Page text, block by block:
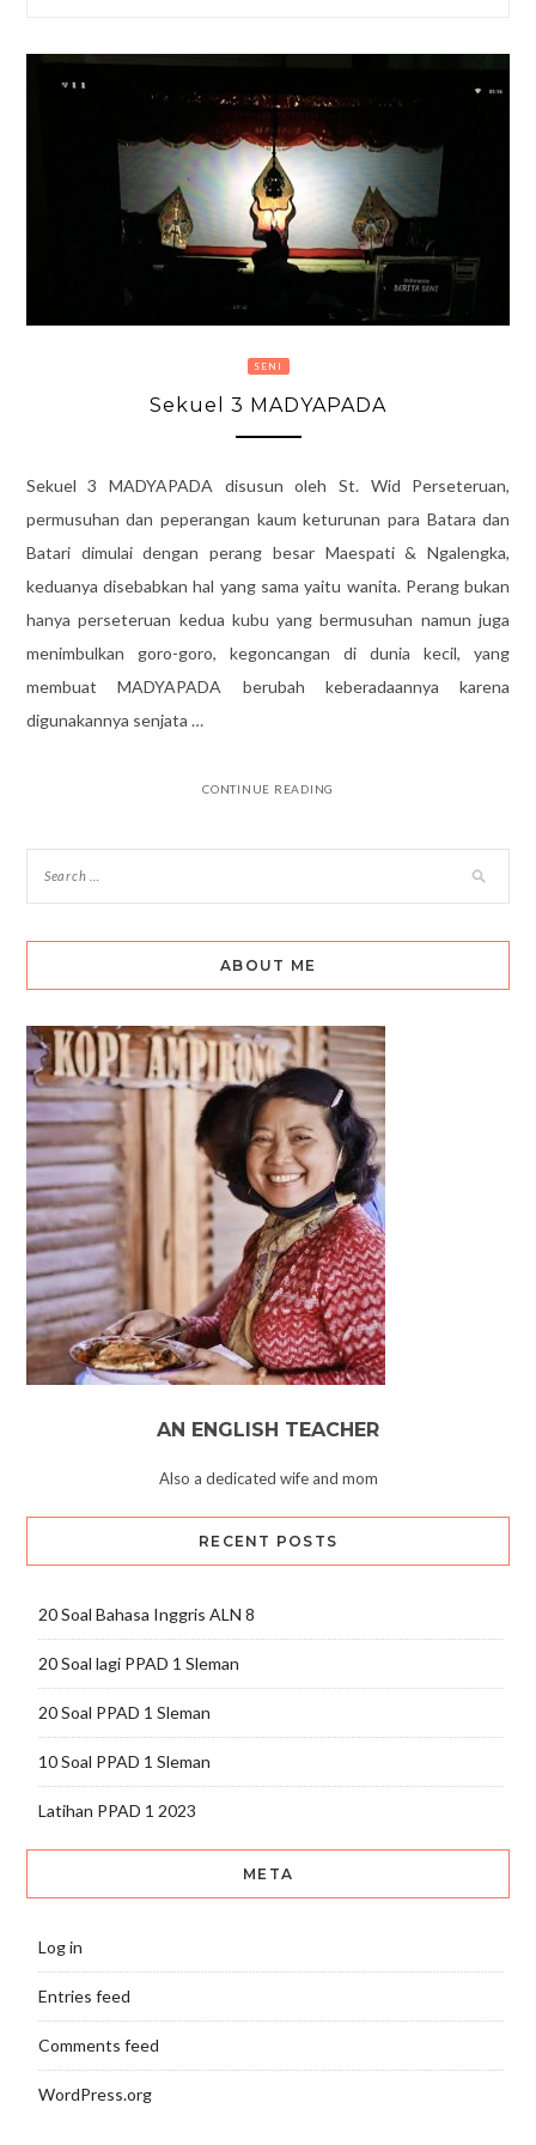
SENI
Sekuel 3 MADYAPADA
Sekuel 3 MADYAPADA disusun oleh St. Wid Perseteruan,
permusuhan dan peperangan kaum keturunan para Batara dan
Batari dimulai dengan perang besar Maespati & Ngalengka,
keduanya disebabkan hal yang sama yaitu wanita. Perang bukan
hanya perseteruan kedua kubu yang bermusuhan namun juga
menimbulkan goro-goro, kegoncangan di dunia kecil, yang
membuat MADYAPADA berubah keberadaannya karena
digunakannya senjata …
CONTINUE READING
ABOUT ME
AN ENGLISH TEACHER
Also a dedicated wife and mom
RECENT POSTS
20 Soal Bahasa Inggris ALN 8
20 Soal lagi PPAD 1 Sleman
20 Soal PPAD 1 Sleman
10 Soal PPAD 1 Sleman
Latihan PPAD 1 2023
META
Log in
Entries feed
Comments feed
WordPress.org